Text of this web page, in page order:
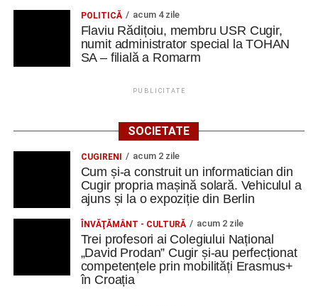
POLITICĂ acum 4 zile
Flaviu Rădițoiu, membru USR Cugir,
numit administrator special la TOHAN
SA – filială a Romarm
PUBLICITATE
SOCIETATE
CUGIRENI acum 2 zile
Cum și-a construit un informatician din
Cugir propria mașină solară. Vehiculul a
ajuns și la o expoziție din Berlin
ÎNVĂŢĂMÂNT - CULTURĂ acum 2 zile
Trei profesori ai Colegiului Național
„David Prodan” Cugir și-au perfecționat
competențele prin mobilități Erasmus+
în Croația